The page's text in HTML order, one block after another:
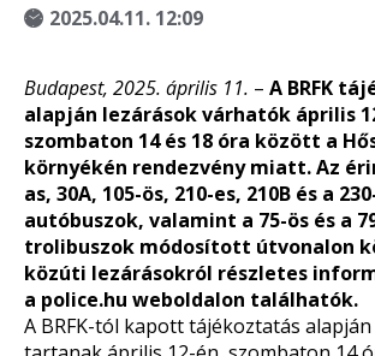
2025.04.11. 12:09
Budapest, 2025. április 11. – A BRFK
alapján lezárások várhatók április
szombaton 14 és 18 óra között a
környékén rendezvény miatt. Az
as, 30A, 105-ös, 210-es, 210B és a
autóbuszok, valamint a 75-ös és a
trolibuszok módosított útvonalon
közúti lezárásokról részletes
a police.hu weboldalon találhatók.
A BRFK-tól kapott tájékoztatás